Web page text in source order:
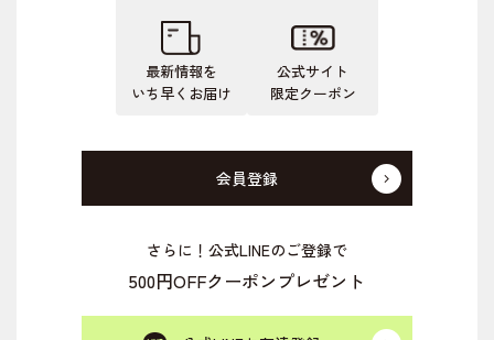
最新情報を
いち早くお届け
公式サイト
限定クーポン
会員登録
さらに！公式LINEのご登録で
500円OFFクーポンプレゼント